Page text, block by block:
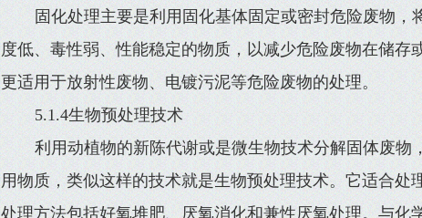
固化处理主要是利用固化基体固定或密封危险废物
度低、毒性弱、性能稳定的物质，以减少危险废物在储存
更适用于放射性废物、电镀污泥等危险废物的处理。
5.1.4生物预处理技术
利用动植物的新陈代谢或是微生物技术分解固体废物
用物质，类似这样的技术就是生物预处理技术。它适合处
处理方法包括好氧堆肥、厌氧消化和兼性厌氧处理。与化